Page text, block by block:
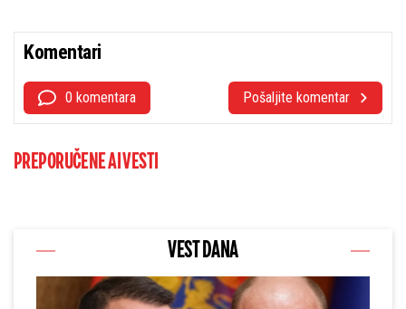
Komentari
0 komentara Pošaljite komentar
PREPORUČENE AI VESTI
VEST DANA